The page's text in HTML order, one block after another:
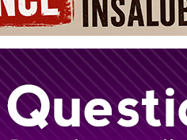
2 personnes viennent de
3 personnes viennent de
2 nouvelles musiques
8 personnes viennent
Nouvelle émission radio :